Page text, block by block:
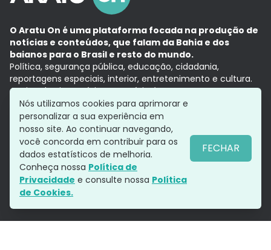
O Aratu On é uma plataforma focada na produção de
notícias e conteúdos, que falam da Bahia e dos
baianos para o Brasil e resto do mundo.
Política, segurança pública, educação, cidadania,
reportagens especiais, interior, entretenimento e cultura.
Aqui, tudo vira notícia e a notícia é no tempo presente,
com a credibilidade do Grupo Aratu.
Grupo Aratu
Política de privacidade
Siga-nos
Nós utilizamos cookies para aprimorar e
personalizar a sua experiência em
nosso site. Ao continuar navegando,
você concorda em contribuir para os
dados estatísticos de melhoria.
Conheça nossa Política de
Privacidade e consulte nossa Política
de Cookies.
FECHAR